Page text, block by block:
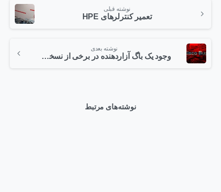
نوشته قبلی
تعمیر کنترلرهای HPE
نوشته بعدی
وجود یک باگ آزاردهنده در برخی از نسخه های سوییچ های سیسکو !
نوشته‌های مرتبط